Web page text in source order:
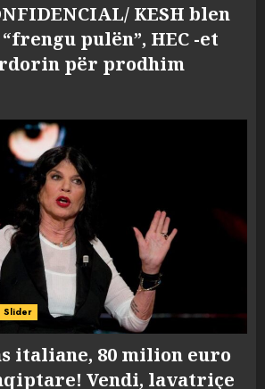
KESH blen
pulën”, HEC -et
për prodhim
Slider
italiane, 80 milion euro
Vendi, lavatriçe